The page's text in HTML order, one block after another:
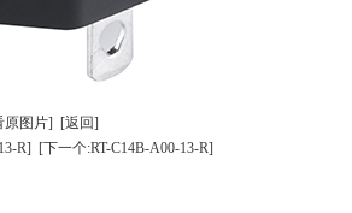
原图片] [返回]
R] [下一个:RT-C14B-A00-13-R]